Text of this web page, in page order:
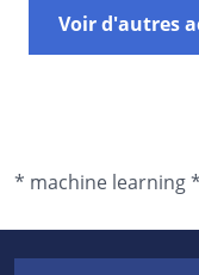
Voir d'autres
* machine learning *